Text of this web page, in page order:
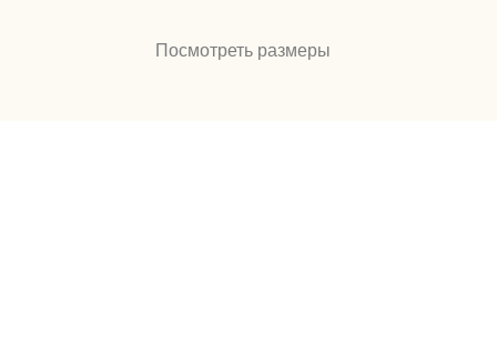
Посмотреть размеры